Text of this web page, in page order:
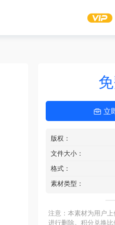
立
版权：
文件大小：
格式：
素材类型：
注意：本素材为用户
进行删除。积分兑换